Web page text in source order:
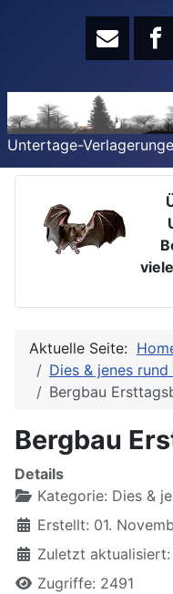
Untertage-
Aktuelle Seite:
Dies & jenes
Bergbau
Bergbau
Details
Kategorie: Dies &
Erstellt: 01.
Zuletzt
Zugriffe: 2491